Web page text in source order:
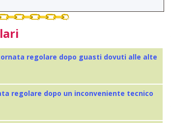
regolare dopo guasti dovuti alle alte
regolare dopo un inconveniente tecnico